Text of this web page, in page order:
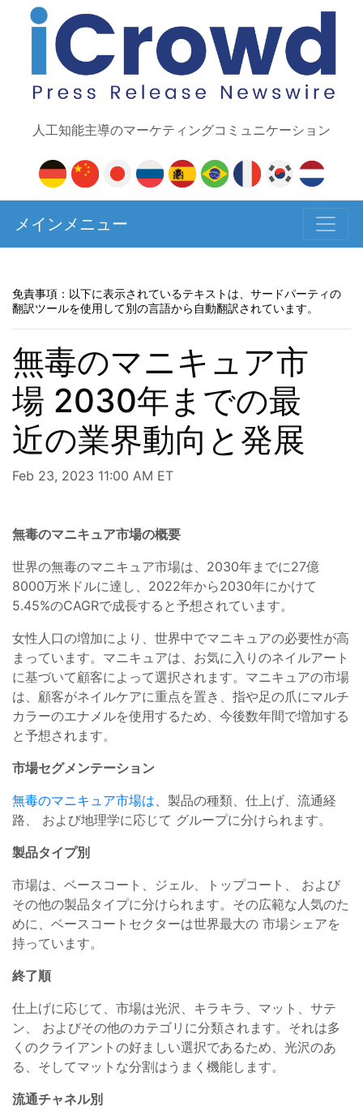
人工知能主導のマーケティングコミュニケーション
メインメニュー
免責事項：以下に表示されているテキストは、サードパーティの
翻訳ツールを使用して別の言語から自動翻訳されています。
無毒のマニキュア市
場 2030年までの最
近の業界動向と発展
Feb 23, 2023 11:00 AM ET
無毒のマニキュア市場の概要
世界の無毒のマニキュア市場は、2030年までに27億
8000万米ドルに達し、2022年から2030年にかけて
5.45%のCAGRで成長すると予想されています。
女性人口の増加により、世界中でマニキュアの必要性が高
まっています。マニキュアは、お気に入りのネイルアート
に基づいて顧客によって選択されます。マニキュアの市場
は、顧客がネイルケアに重点を置き、指や足の爪にマルチ
カラーのエナメルを使用するため、今後数年間で増加する
と予想されます。
市場セグメンテーション
無毒のマニキュア市場は 、製品の種類、仕上げ、流通経
路、 および地理学に応じて グループに分けられます。
製品タイプ別
市場は、ベースコート、ジェル、トップコート、 および
その他の製品タイプに分けられます。その広範な人気のた
めに、ベースコートセクターは世界最大の 市場シェアを
持っています。
終了順
仕上げに応じて、市場は光沢、キラキラ、マット、サテ
ン、 およびその他のカテゴリに分類されます。それは多
くのクライアントの好ましい選択であるため、光沢のあ
る、そしてマットな分割はうまく機能します。
流通チャネル別